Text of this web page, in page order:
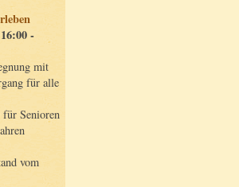
-
mit
für alle
Senioren
vom